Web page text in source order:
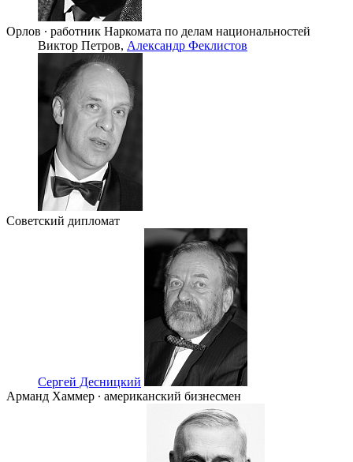
Орлов ∙ работник Наркомата по делам национальностей
Виктор Петров, Александр Феклистов
Советский дипломат
Сергей Десницкий
Арманд Хаммер ∙ американский бизнесмен